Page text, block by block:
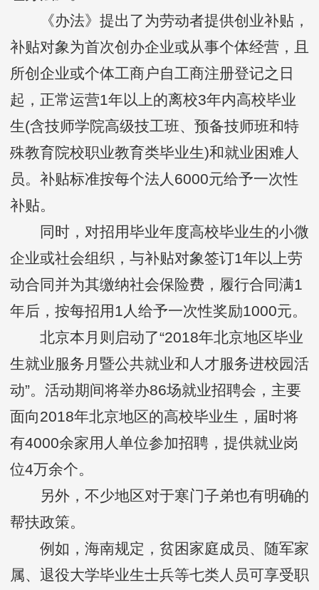
《办法》提出了为劳动者提供创业补贴，
补贴对象为首次创办企业或从事个体经营，且
所创企业或个体工商户自工商注册登记之日
起，正常运营1年以上的离校3年内高校毕业
生(含技师学院高级技工班、预备技师班和特
殊教育院校职业教育类毕业生)和就业困难人
员。补贴标准按每个法人6000元给予一次性
补贴。
同时，对招用毕业年度高校毕业生的小微
企业或社会组织，与补贴对象签订1年以上劳
动合同并为其缴纳社会保险费，履行合同满1
年后，按每招用1人给予一次性奖励1000元。
北京本月则启动了“2018年北京地区毕业
生就业服务月暨公共就业和人才服务进校园活
动”。活动期间将举办86场就业招聘会，主要
面向2018年北京地区的高校毕业生，届时将
有4000余家用人单位参加招聘，提供就业岗
位4万余个。
另外，不少地区对于寒门子弟也有明确的
帮扶政策。
例如，海南规定，贫困家庭成员、随军家
属、退役大学毕业生士兵等七类人员可享受职